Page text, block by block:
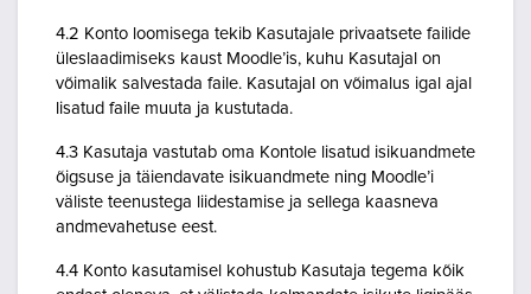
4.2 Konto loomisega tekib Kasutajale privaatsete failide
üleslaadimiseks kaust Moodle’is, kuhu Kasutajal on
võimalik salvestada faile. Kasutajal on võimalus igal ajal
lisatud faile muuta ja kustutada.
4.3 Kasutaja vastutab oma Kontole lisatud isikuandmete
õigsuse ja täiendavate isikuandmete ning Moodle’i
väliste teenustega liidestamise ja sellega kaasneva
andmevahetuse eest.
4.4 Konto kasutamisel kohustub Kasutaja tegema kõik